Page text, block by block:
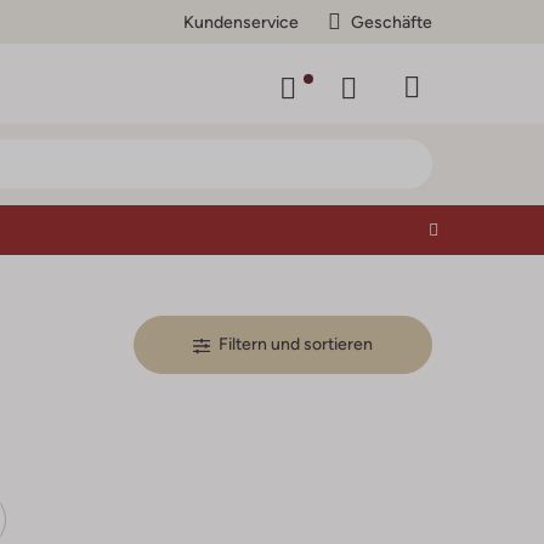
Kundenservice Geschäfte
Filtern und sortieren